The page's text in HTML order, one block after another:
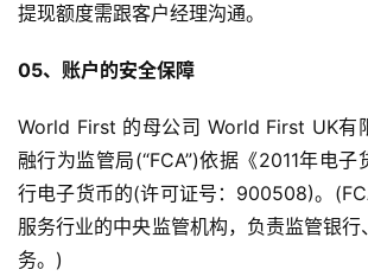
提现额度需跟客户经理沟通。
05、账户的安全保障
World First 的母公司 World First UK有
融行为监管局(“FCA”)依据《2011年电子
行电子货币的(许可证号：900508)。
服务行业的中央监管机构，负责监管银
务。)